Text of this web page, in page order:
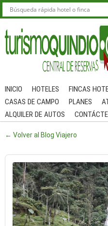
INICIO HOTELES FINCAS
CASAS DE CAMPO
PLANES
ALQUILER DE AUTOS
← Volver al Blog Viajero